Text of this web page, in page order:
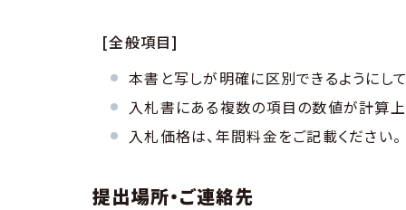
[全般項目]
本書と写しが明確に区別できるようにし
入札書にある複数の項目の数値が計算上
入札価格は、年間料金をご記載ください。
提出場所・ご連絡先